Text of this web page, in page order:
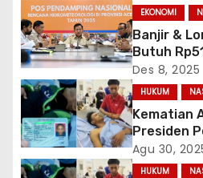
o
s
EKONOMI
Banjir &
Butuh
Bulan
Permanen
Des 8, 2025
HUKUM
Kematian
Presiden
Meluas
Agu 30,
HUKUM